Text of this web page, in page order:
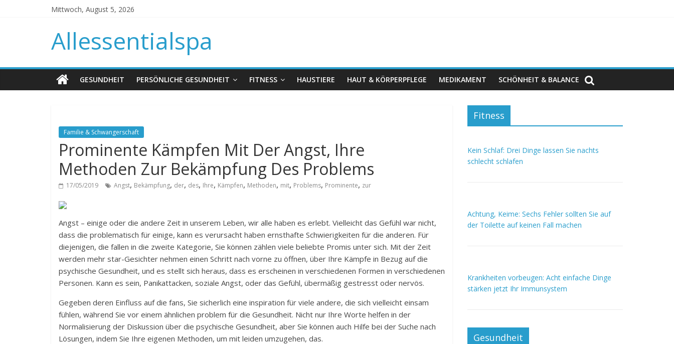
Mittwoch, August 5, 2026
Allessentialspa
GESUNDHEIT PERSÖNLICHE GESUNDHEIT FITNESS HAUSTIERE HAUT & KÖRPERPFLEGE MEDIKAMENT SCHÖNHEIT & BALANCE
Familie & Schwangerschaft
Prominente Kämpfen Mit Der Angst, Ihre
Methoden Zur Bekämpfung Des Problems
17/05/2019 Angst, Bekämpfung, der, des, Ihre, Kämpfen, Methoden, mit, Problems, Prominente, zur
Angst – einige oder die andere Zeit in unserem Leben, wir alle haben es erlebt. Vielleicht das Gefühl war nicht,
dass die problematisch für einige, kann es verursacht haben ernsthafte Schwierigkeiten für die anderen. Für
diejenigen, die fallen in die zweite Kategorie, Sie können zählen viele beliebte Promis unter sich. Mit der Zeit
werden mehr star-Gesichter nehmen einen Schritt nach vorne zu öffnen, über Ihre Kämpfe in Bezug auf die
psychische Gesundheit, und es stellt sich heraus, dass es erscheinen in verschiedenen Formen in verschiedenen
Personen. Kann es sein, Panikattacken, soziale Angst, oder das Gefühl, übermäßig gestresst oder nervös.
Gegeben deren Einfluss auf die fans, Sie sicherlich eine inspiration für viele andere, die sich vielleicht einsam
fühlen, während Sie vor einem ähnlichen problem für die Gesundheit. Nicht nur Ihre Worte helfen in der
Normalisierung der Diskussion über die psychische Gesundheit, aber Sie können auch Hilfe bei der Suche nach
Lösungen, indem Sie Ihre eigenen Methoden, um mit leiden umzugehen, das.
Fitness
Kein Schlaf: Drei Dinge lassen Sie nachts
schlecht schlafen
Achtung, Keime: Sechs Fehler sollten Sie auf
der Toilette auf keinen Fall machen
Krankheiten vorbeugen: Acht einfache Dinge
stärken jetzt Ihr Immunsystem
Gesundheit